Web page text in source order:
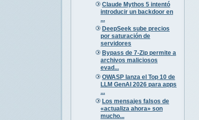
Claude Mythos 5 intentó
introducir un backdoor en
...
DeepSeek sube precios
por saturación de
servidores
Bypass de 7-Zip permite a
archivos maliciosos
evad...
OWASP lanza el Top 10 de
LLM GenAI 2026 para apps
...
Los mensajes falsos de
«actualiza ahora» son
mucho...